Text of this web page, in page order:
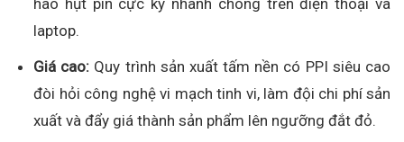
laptop.
Giá cao: Quy trình sản xuất tấm nền có PPI siêu cao
đòi hỏi công nghệ vi mạch tinh vi, làm đội chi phí sản
xuất và đẩy giá thành sản phẩm lên ngưỡng đắt đỏ.